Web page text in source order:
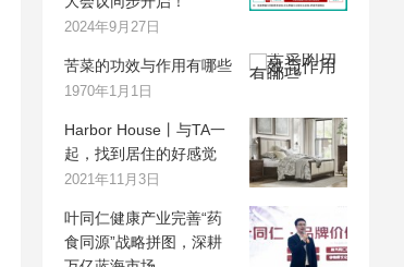
2024年9月27日
苦菜的功效与作用有哪些
1970年1月1日
Harbor House丨与TA一
起，找到居住的好感觉
2021年11月3日
叶同仁健康产业完善“药
食同源”战略拼图，深耕